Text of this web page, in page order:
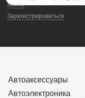
Войти
Зарегистрироваться
Автоаксессуары
Автоэлектроника